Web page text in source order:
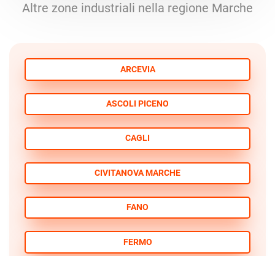
Altre zone industriali nella regione Marche
ARCEVIA
ASCOLI PICENO
CAGLI
CIVITANOVA MARCHE
FANO
FERMO